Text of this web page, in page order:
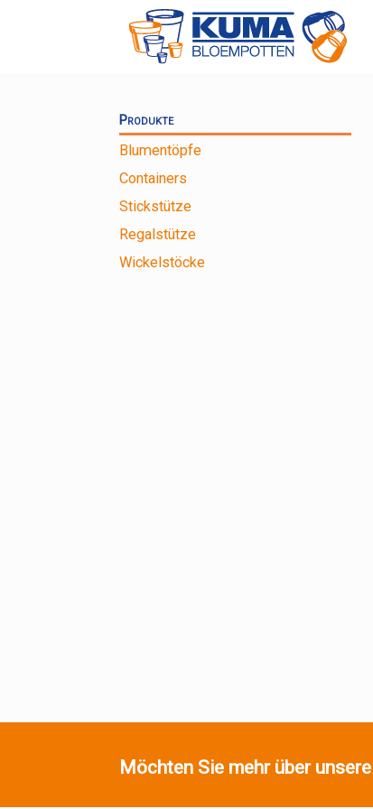
Produkte
Blumentöpfe
Containers
Stickstütze
Regalstütze
Wickelstöcke
Möchten Sie mehr über